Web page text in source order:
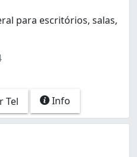
para escritórios, salas,
Tel Info